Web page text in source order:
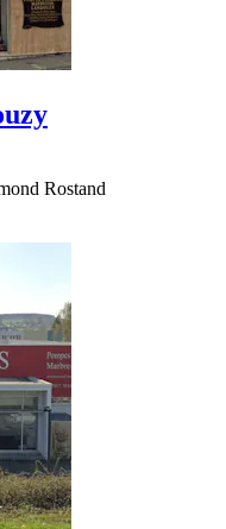
Rostand